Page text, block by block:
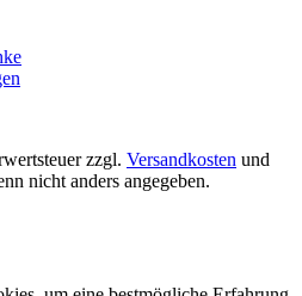
zzgl. Versandkosten und
nicht anders angegeben.